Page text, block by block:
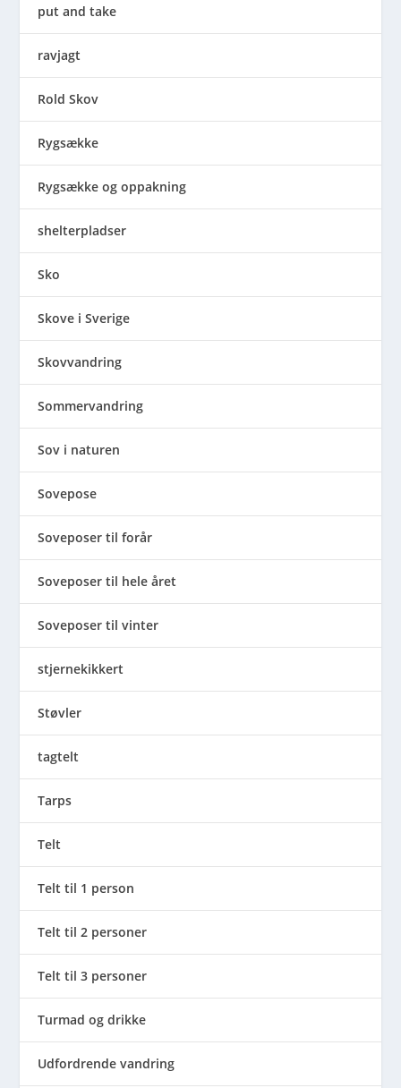
put and take
ravjagt
Rold Skov
Rygsække
Rygsække og oppakning
shelterpladser
Sko
Skove i Sverige
Skovvandring
Sommervandring
Sov i naturen
Sovepose
Soveposer til forår
Soveposer til hele året
Soveposer til vinter
stjernekikkert
Støvler
tagtelt
Tarps
Telt
Telt til 1 person
Telt til 2 personer
Telt til 3 personer
Turmad og drikke
Udfordrende vandring